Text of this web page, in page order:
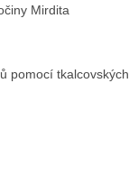
Mirdita
pomocí